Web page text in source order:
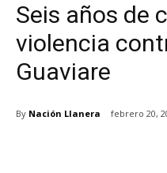
Seis años de
violencia
Guaviare
By Nación Llanera febrero 20,